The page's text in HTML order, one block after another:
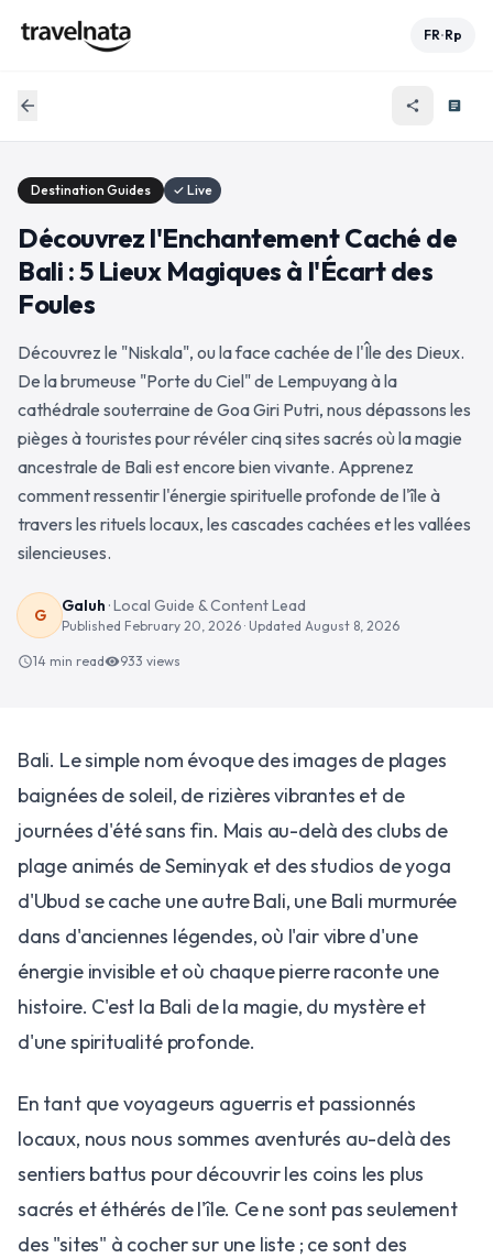
FR•Rp
arrow_back share article
Destination Guides ✓ Live
Découvrez l'Enchantement Caché de
Bali : 5 Lieux Magiques à l'Écart des
Foules
Découvrez le "Niskala", ou la face cachée de l'Île des Dieux.
De la brumeuse "Porte du Ciel" de Lempuyang à la
cathédrale souterraine de Goa Giri Putri, nous dépassons les
pièges à touristes pour révéler cinq sites sacrés où la magie
ancestrale de Bali est encore bien vivante. Apprenez
comment ressentir l'énergie spirituelle profonde de l'île à
travers les rituels locaux, les cascades cachées et les vallées
silencieuses.
G Galuh ·Local Guide & Content Lead
Published February 20, 2026 · Updated August 8, 2026
schedule14 min readvisibility933 views
Bali. Le simple nom évoque des images de plages
baignées de soleil, de rizières vibrantes et de
journées d'été sans fin. Mais au-delà des clubs de
plage animés de Seminyak et des studios de yoga
d'Ubud se cache une autre Bali, une Bali murmurée
dans d'anciennes légendes, où l'air vibre d'une
énergie invisible et où chaque pierre raconte une
histoire. C'est la Bali de la magie, du mystère et
d'une spiritualité profonde.
En tant que voyageurs aguerris et passionnés
locaux, nous nous sommes aventurés au-delà des
sentiers battus pour découvrir les coins les plus
sacrés et éthérés de l'île. Ce ne sont pas seulement
des "sites" à cocher sur une liste ; ce sont des